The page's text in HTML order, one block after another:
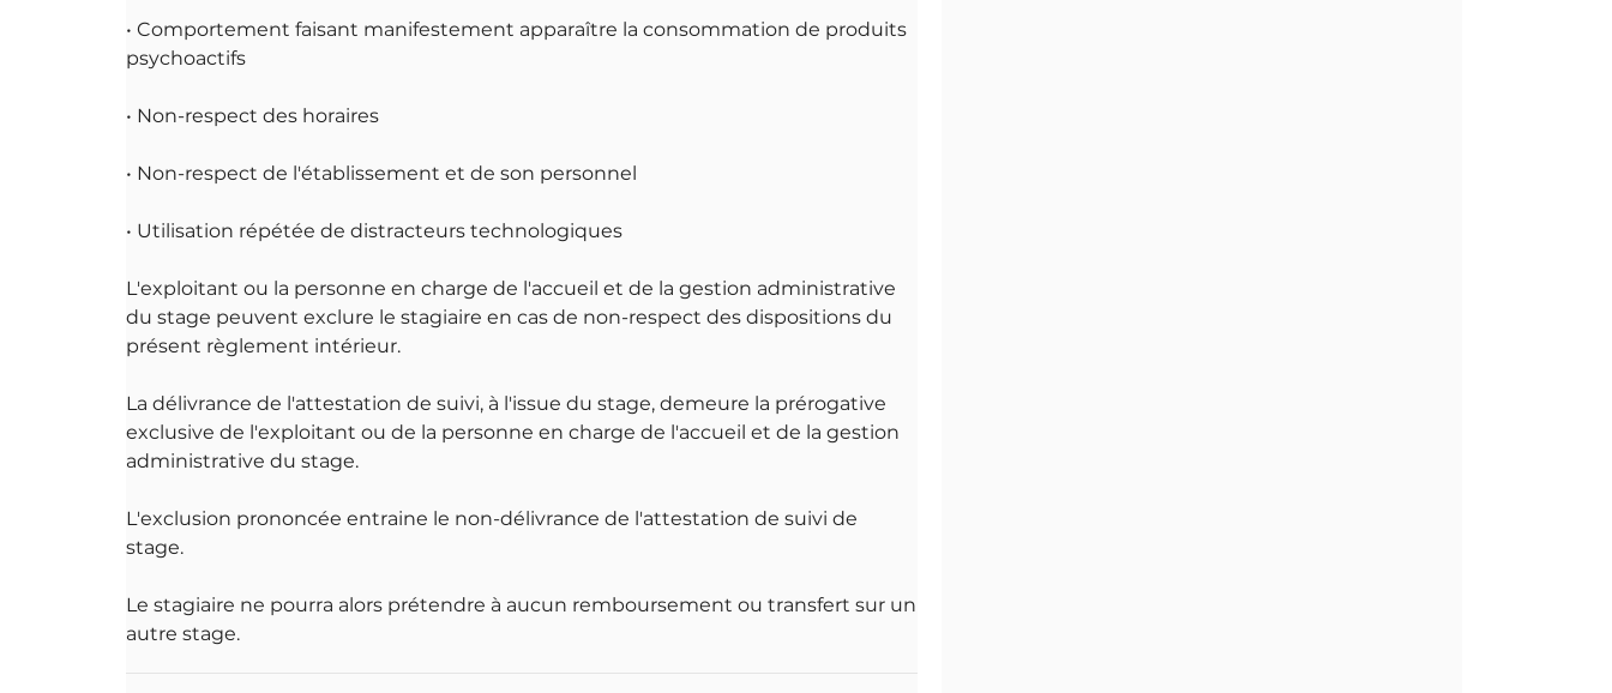
• Comportement faisant manifestement apparaître la consommation de produits
psychoactifs
• Non-respect des horaires
• Non-respect de l'établissement et de son personnel
• Utilisation répétée de distracteurs technologiques
L'exploitant ou la personne en charge de l'accueil et de la gestion administrative
du stage peuvent exclure le stagiaire en cas de non-respect des dispositions du
présent règlement intérieur.
La délivrance de l'attestation de suivi, à l'issue du stage, demeure la prérogative
exclusive de l'exploitant ou de la personne en charge de l'accueil et de la gestion
administrative du stage.
L'exclusion prononcée entraine le non-délivrance de l'attestation de suivi de
stage.
Le stagiaire ne pourra alors prétendre à aucun remboursement ou transfert sur un
autre stage.